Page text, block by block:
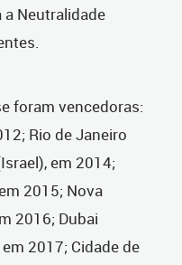
a Neutralidade
foram vencedoras:
Rio de Janeiro
em 2014;
2015; Nova
2016; Dubai
2017; Cidade de